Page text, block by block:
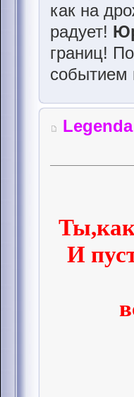
как на
радует!
границ!
событием
Legenda
И